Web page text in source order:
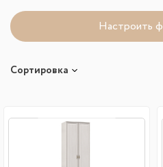
Настроить
Сортировка